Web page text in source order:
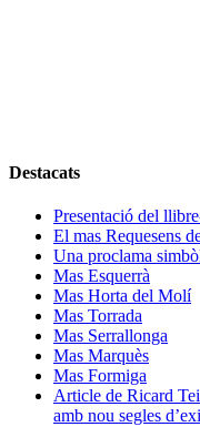
Destacats
Presentació del
El mas Requesens
Una proclama
Mas Esquerrà
Mas Horta del Molí
Mas Torrada
Mas Serrallonga
Mas Marquès
Mas Formiga
Article de Ricard
amb nou segles